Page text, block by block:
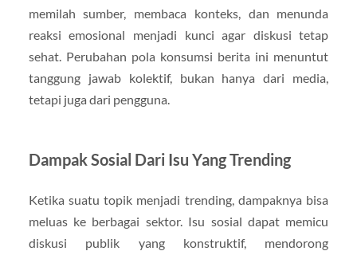
memilah sumber, membaca konteks, dan menunda
reaksi emosional menjadi kunci agar diskusi tetap
sehat. Perubahan pola konsumsi berita ini menuntut
tanggung jawab kolektif, bukan hanya dari media,
tetapi juga dari pengguna.
Dampak Sosial Dari Isu Yang Trending
Ketika suatu topik menjadi trending, dampaknya bisa
meluas ke berbagai sektor. Isu sosial dapat memicu
diskusi publik yang konstruktif, mendorong